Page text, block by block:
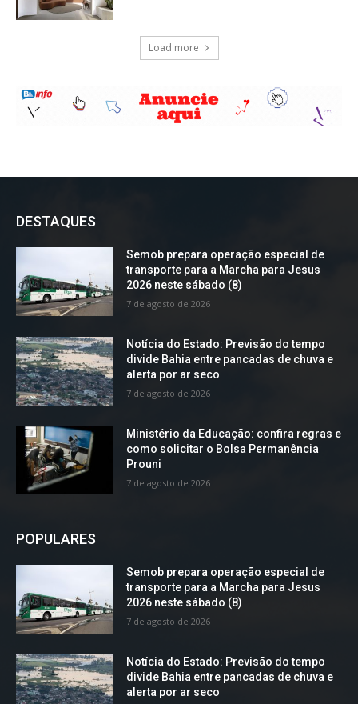
Load more
DESTAQUES
Semob prepara operação especial de
transporte para a Marcha para Jesus
2026 neste sábado (8)
7 de agosto de 2026
Notícia do Estado: Previsão do tempo
divide Bahia entre pancadas de chuva e
alerta por ar seco
7 de agosto de 2026
Ministério da Educação: confira regras e
como solicitar o Bolsa Permanência
Prouni
7 de agosto de 2026
POPULARES
Semob prepara operação especial de
transporte para a Marcha para Jesus
2026 neste sábado (8)
7 de agosto de 2026
Notícia do Estado: Previsão do tempo
divide Bahia entre pancadas de chuva e
alerta por ar seco